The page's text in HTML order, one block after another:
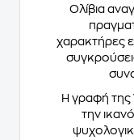
Ολίβια
χαρακτήρες
Η γραφή της
την